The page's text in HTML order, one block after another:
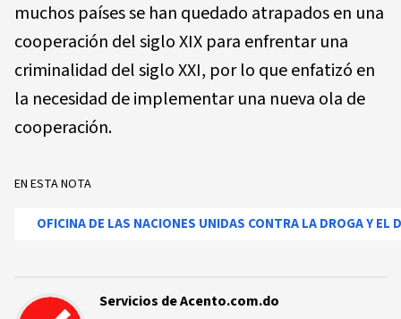
muchos países se han quedado atrapados en una
cooperación del siglo XIX para enfrentar una
criminalidad del siglo XXI, por lo que enfatizó en
la necesidad de implementar una nueva ola de
cooperación.
EN ESTA NOTA
OFICINA DE LAS NACIONES UNIDAS CONTRA LA DROGA Y EL
Servicios de Acento.com.do